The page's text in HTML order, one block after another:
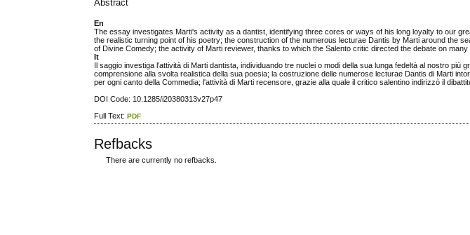
Abstract
En
The essay investigates Marti's activity as a dantist, identifying three cores or ways of his long loyalty to our
the realistic turning point of his poetry; the construction of the numerous lecturae Dantis by Marti around the
of Divine Comedy; the activity of Marti reviewer, thanks to which the Salento critic directed the debate on many
It
Il saggio investiga l'attività di Marti dantista, individuando tre nuclei o modi della sua lunga fedeltà al nostro più
comprensione alla svolta realistica della sua poesia; la costruzione delle numerose lecturae Dantis di Marti
per ogni canto della Commedia; l'attività di Marti recensore, grazie alla quale il critico salentino indirizzò il
DOI Code: 10.1285/i20380313v27p47
Full Text:PDF
Refbacks
There are currently no refbacks.